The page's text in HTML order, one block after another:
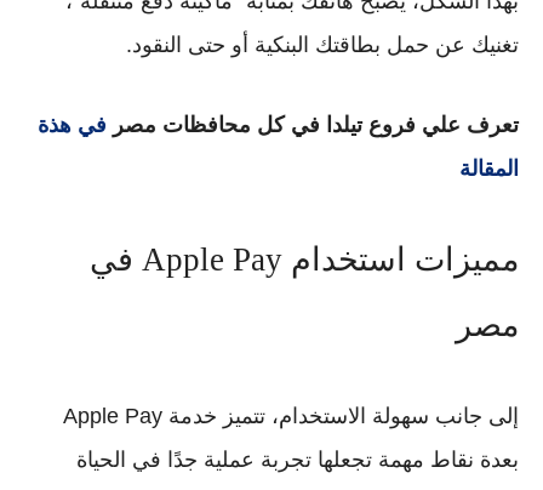
تغنيك عن حمل بطاقتك البنكية أو حتى النقود.
تعرف علي فروع تيلدا في كل محافظات مصر في هذة
المقالة
مميزات استخدام Apple Pay في
مصر
إلى جانب سهولة الاستخدام، تتميز خدمة Apple Pay
بعدة نقاط مهمة تجعلها تجربة عملية جدًا في الحياة